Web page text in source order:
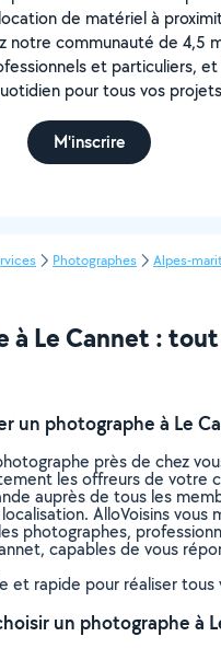
de matériel à
notre communauté de 4,5
et particuliers,
pour tous vos
M'inscrire
Photographes
Alpes-
à Le Cannet : tout
un photographe à Le
près de chez
les offreurs de votre
auprès de tous les
AlloVoisins vous
photographes,
capables de vous
et rapide pour réaliser tous
un photographe à